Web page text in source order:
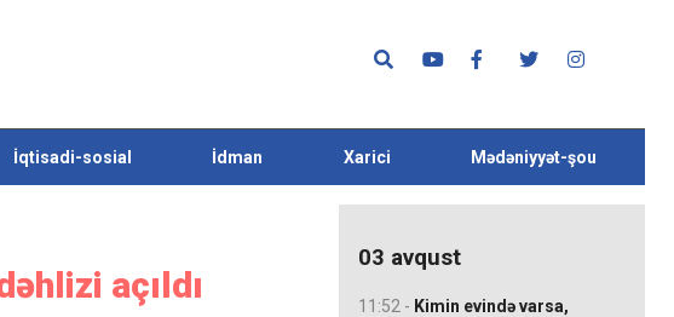
İqtisadi-sosial İdman Xarici Mədəniyyət-şou
açıldı
03 avqust
11:52 - Kimin evində varsa,